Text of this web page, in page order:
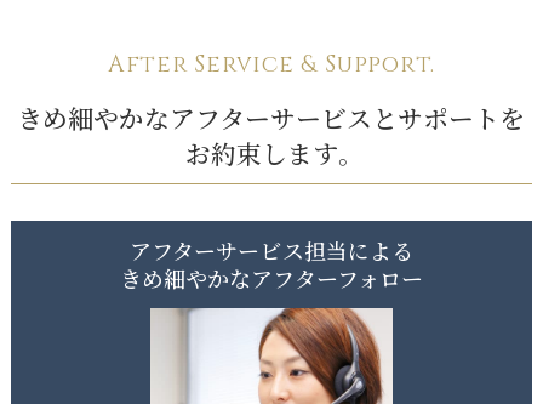
After Service & Support.
きめ細やかなアフターサービスとサポートを
お約束します。
アフターサービス担当による
きめ細やかなアフターフォロー